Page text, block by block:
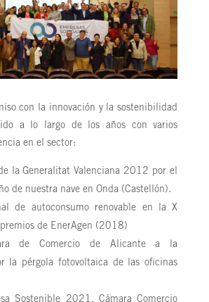
con la innovación y la sostenibilidad
a lo largo de los años con varios
en el sector:
la Generalitat Valenciana 2012 por el
de nuestra nave en Onda (Castellón).
de autoconsumo renovable en la X
de EnerAgen (2018)
de Comercio de Alicante a la
la pérgola fotovoltaica de las oficinas
Sostenible 2021. Cámara Comercio